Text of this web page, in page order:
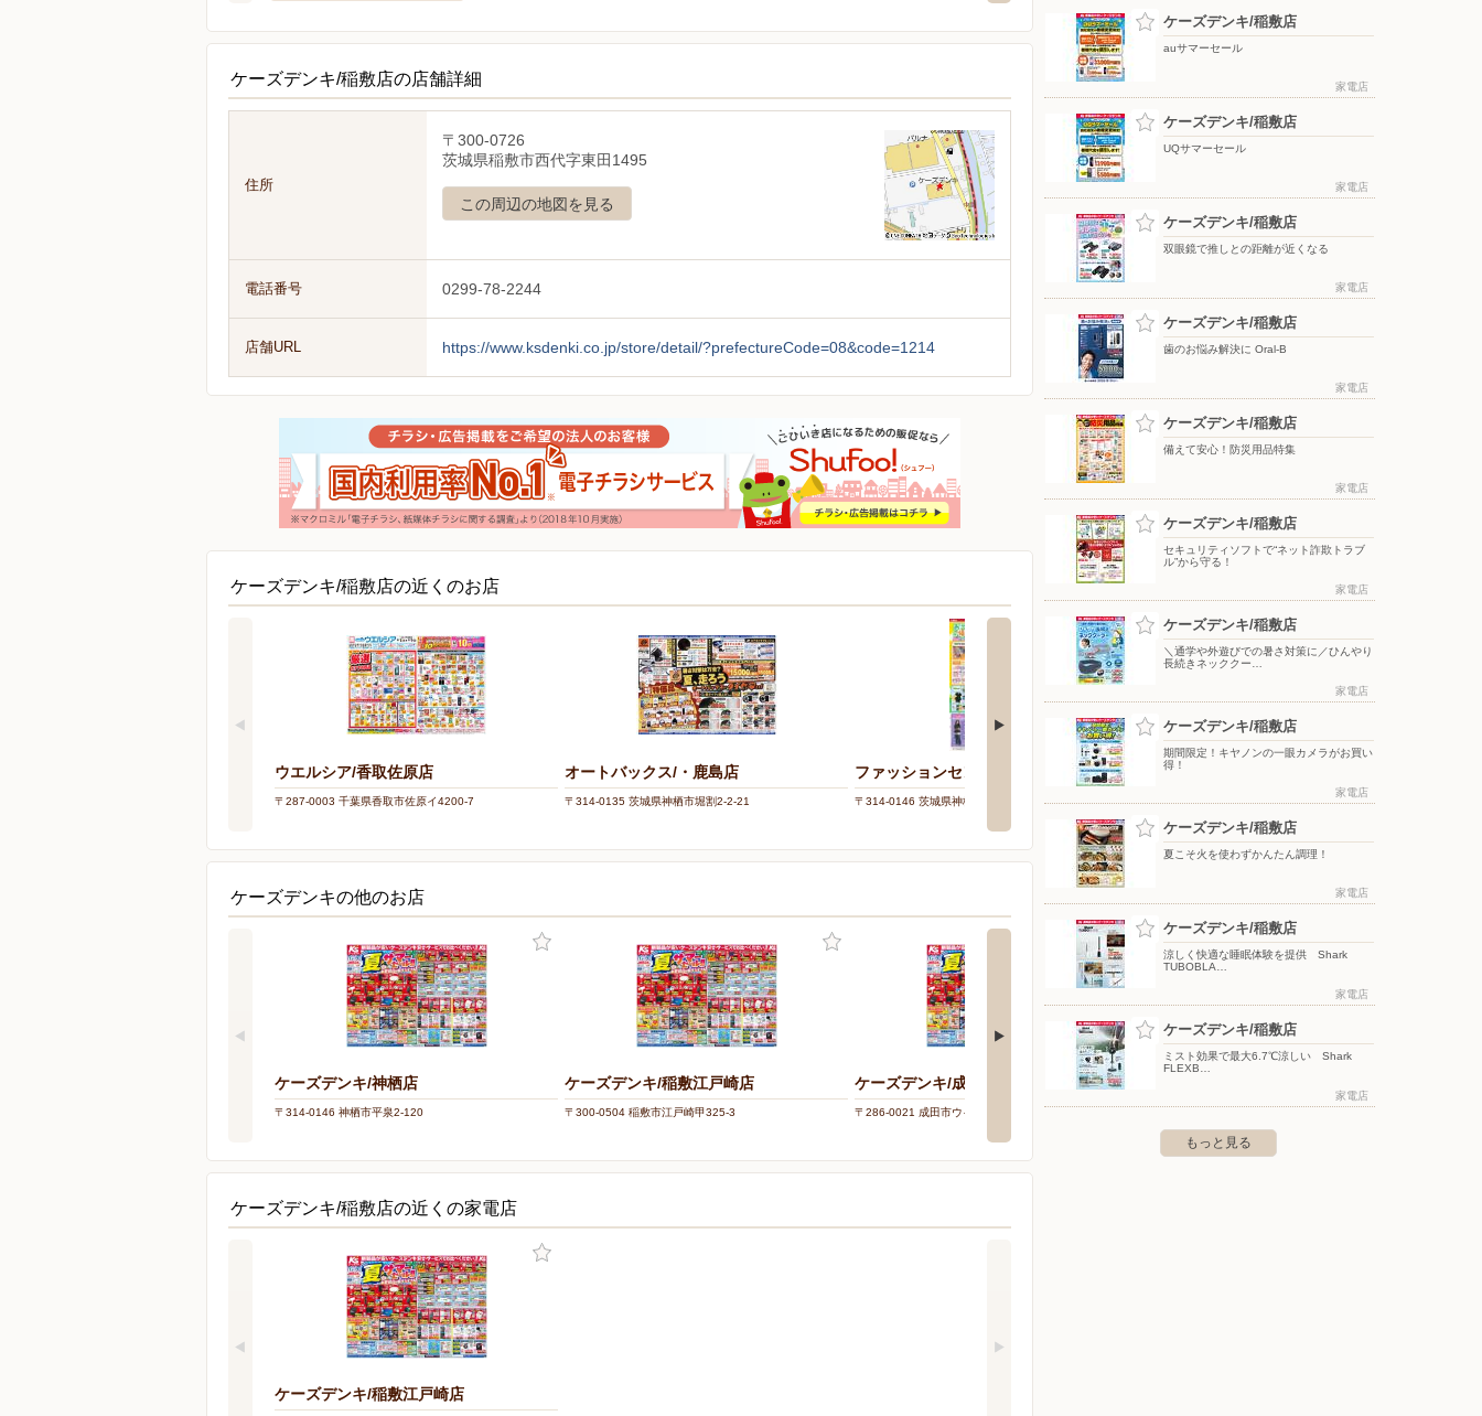
ケーズデンキ/稲敷店の店舗詳細
住所
〒300-0726
茨城県稲敷市西代字東田1495
この周辺の地図を見る
電話番号 0299-78-2244
店舗URL https://www.ksdenki.co.jp/store/detail/?prefectureCode=08&code=1214
ケーズデンキ/稲敷店の近くのお店
ウエルシア/香取佐原店
〒287-0003 千葉県香取市佐原イ4200-7
オートバックス/・鹿島店
〒314-0135 茨城県神栖市堀割2-2-21
ファッションセンターしまむら/神栖店
〒314-0146 茨城県神栖市平泉1-96
山新/佐原東店
〒300-0726 茨城県稲敷市西代1457
ケーズデンキの他のお店
ケーズデンキ/神栖店
〒314-0146 神栖市平泉2-120
ケーズデンキ/稲敷江戸崎店
〒300-0504 稲敷市江戸崎甲325-3
ケーズデンキ/成田本店
〒286-0021 成田市ウイング土屋177
ケーズデンキ/稲敷店の近くの家電店
ケーズデンキ/稲敷江戸崎店
ケーズデンキ/稲敷店
auサマーセール
家電店
ケーズデンキ/稲敷店
UQサマーセール
家電店
ケーズデンキ/稲敷店
双眼鏡で推しとの距離が近くなる
家電店
ケーズデンキ/稲敷店
歯のお悩み解決に Oral-B
家電店
ケーズデンキ/稲敷店
備えて安心！防災用品特集
家電店
ケーズデンキ/稲敷店
セキュリティソフトで“ネット詐欺トラブ
ル”から守る！
家電店
ケーズデンキ/稲敷店
＼通学や外遊びでの暑さ対策に／ひんやり
長続きネッククー…
家電店
ケーズデンキ/稲敷店
期間限定！キヤノンの一眼カメラがお買い
得！
家電店
ケーズデンキ/稲敷店
夏こそ火を使わずかんたん調理！
家電店
ケーズデンキ/稲敷店
涼しく快適な睡眠体験を提供 Shark
TUBOBLA…
家電店
ケーズデンキ/稲敷店
ミスト効果で最大6.7℃涼しい Shark
FLEXB…
家電店
もっと見る